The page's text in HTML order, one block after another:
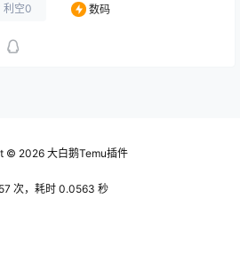
11月20日内生产的少量进口Model 3
。覆盖范围为2019年1月12日至11
利空0 数码
© 2026大白鹅Temu插件
次，耗时 0.0563 秒